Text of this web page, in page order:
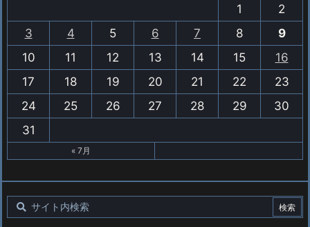
1
2
3
4 5 6 7 8
9
10
11 12 13 14 15
16
17
18 19 20 21 22
23
24
25 26 27 28 29
30
31
« 7月